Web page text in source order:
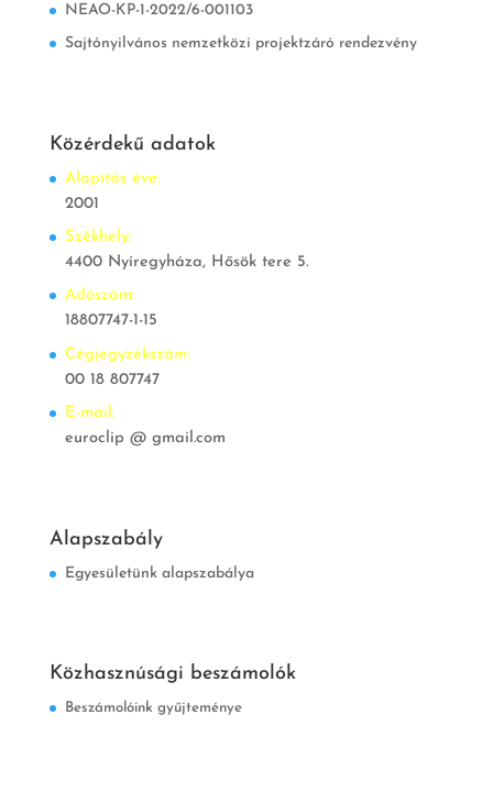
NEAO-KP-1-2022/6-001103
Sajtónyilvános nemzetközi projektzáró rendezvény
Közérdekű adatok
Alapítás éve:
2001
Székhely:
4400 Nyíregyháza, Hősök tere 5.
Adószám:
18807747-1-15
Cégjegyzékszám:
00 18 807747
E-mail:
euroclip @ gmail.com
Alapszabály
Egyesületünk alapszabálya
Közhasznúsági beszámolók
Beszámolóink gyűjteménye